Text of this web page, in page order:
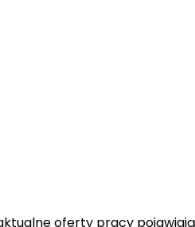
oferty pracy pojawiają